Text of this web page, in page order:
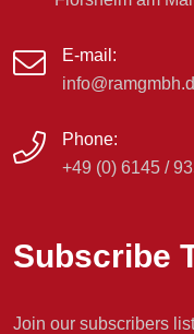
E-mail:
Phone:
+49 (0) 6145 /
Subscribe
Join our subscribers